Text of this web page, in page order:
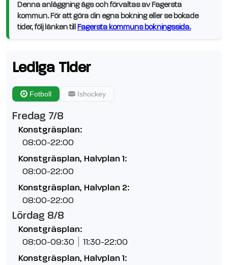
Denna anläggning ägs och förvaltas av Fagersta
kommun. För att göra din egna bokning eller se bokade
tider, följ länken till Fagersta kommuns bokningssida.
Lediga Tider
Fotboll Ishockey
Fredag 7/8
Konstgräsplan:
08:00-22:00
Konstgräsplan, Halvplan 1:
08:00-22:00
Konstgräsplan, Halvplan 2:
08:00-22:00
Lördag 8/8
Konstgräsplan:
08:00-09:30 11:30-22:00
Konstgräsplan, Halvplan 1: